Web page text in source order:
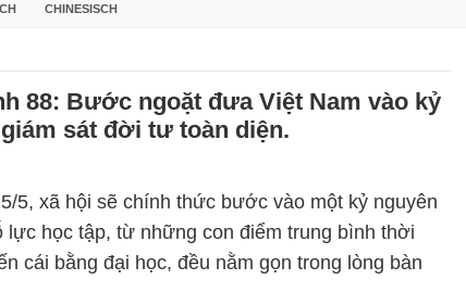
CHINESISCH
88: Bước ngoặt đưa Việt Nam vào kỷ
sát đời tư toàn diện.
5, xã hội sẽ chính thức bước vào một kỷ nguyên
lực học tập, từ những con điểm trung bình thời
cái bằng đại học, đều nằm gọn trong lòng bàn